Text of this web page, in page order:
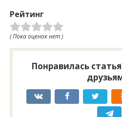
Рейтинг
( Пока оценок нет )
Понравилась